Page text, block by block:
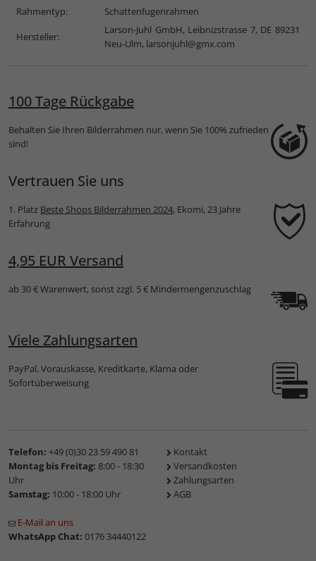
Rahmentyp:
Schattenfugenrahmen
Hersteller:
Larson-Juhl GmbH, Leibnizstrasse 7, DE 89231
Neu-Ulm, larsonjuhl@gmx.com
100 Tage Rückgabe
Behalten Sie Ihren Bilderrahmen nur, wenn Sie 100% zufrieden
sind!
Vertrauen Sie uns
1. Platz Beste Shops Bilderrahmen 2024, Ekomi, 23 Jahre
Erfahrung
4,95 EUR Versand
ab 30 € Warenwert, sonst zzgl. 5 € Mindermengenzuschlag
Viele Zahlungsarten
PayPal, Vorauskasse, Kreditkarte, Klarna oder
Sofortüberweisung
Telefon: +49 (0)30 23 59 490 81
Montag bis Freitag: 8:00 - 18:30
Uhr
Samstag: 10:00 - 18:00 Uhr
E-Mail an uns
WhatsApp Chat: 0176 34440122
Kontakt
Versandkosten
Zahlungsarten
AGB